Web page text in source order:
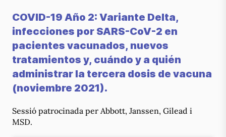
COVID-19 Año 2: Variante Delta,
infecciones por SARS-CoV-2 en
pacientes vacunados, nuevos
tratamientos y, cuándo y a quién
administrar la tercera dosis de vacuna
(noviembre 2021).
Sessió patrocinada per Abbott, Janssen, Gilead i
MSD.